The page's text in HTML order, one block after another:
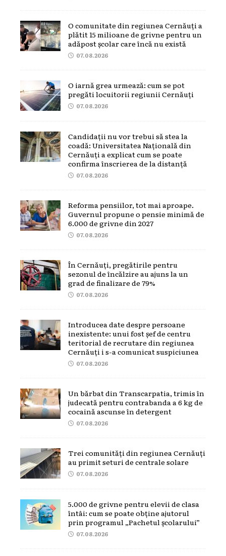
O comunitate din regiunea Cernăuți a
plătit 15 milioane de grivne pentru un
adăpost școlar care încă nu există
07.08.2026
O iarnă grea urmează: cum se pot
pregăti locuitorii regiunii Cernăuți
07.08.2026
Candidații nu vor trebui să stea la
coadă: Universitatea Națională din
Cernăuți a explicat cum se poate
confirma înscrierea de la distanță
07.08.2026
Reforma pensiilor, tot mai aproape.
Guvernul propune o pensie minimă de
6.000 de grivne din 2027
07.08.2026
În Cernăuți, pregătirile pentru
sezonul de încălzire au ajuns la un
grad de finalizare de 79%
07.08.2026
Introducea date despre persoane
inexistente: unui fost șef de centru
teritorial de recrutare din regiunea
Cernăuți i s-a comunicat suspiciunea
07.08.2026
Un bărbat din Transcarpatia, trimis în
judecată pentru contrabanda a 6 kg de
cocaină ascunse în detergent
07.08.2026
Trei comunități din regiunea Cernăuți
au primit seturi de centrale solare
07.08.2026
5.000 de grivne pentru elevii de clasa
întâi: cum se poate obține ajutorul
prin programul „Pachetul școlarului”
07.08.2026